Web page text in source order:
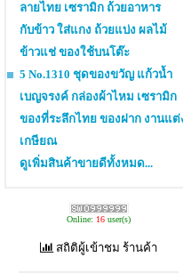
ลายไทย เซรามิก ถ้วยอาหาร
กับข้าว ใส่แกง ถ้วยแบ่ง ผลไม้
ข้าวแช่ ของใช้บนโต๊ะ
5 No.1310 ชุดของขวัญ แก้วน้ำ
เบญจรงค์ กล่องผ้าไหม เซรามิก
ของที่ระลึกไทย ของฝาก งานแต่
เกษียณ
ดูเพิ่มสินค้าขายดีทั้งหมด...
Online: 16 user(s)
สถิติผู้เข้าชม ร้านค้า